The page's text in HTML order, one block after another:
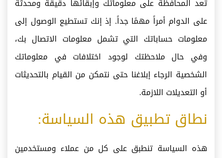
تعد المحافظة على معلوماتك وإبقائها دقيقة ومحدثة
على الدوام أمراً مهمًا جداً. إذ إنك تستطيع الوصول إلى
معلومات حساباتك التي تشمل معلومات الاتصال بك،
وفي حال ملاحظتك لوجود اختلافات في معلوماتك
الشخصية الرجاء إبلاغنا حتى نتمكن من القيام بالتحديثات
أو التعديلات اللازمة.
نطاق تطبيق هذه السياسة:
هذه السياسة تنطبق على كل من عملاء ومستخدمين